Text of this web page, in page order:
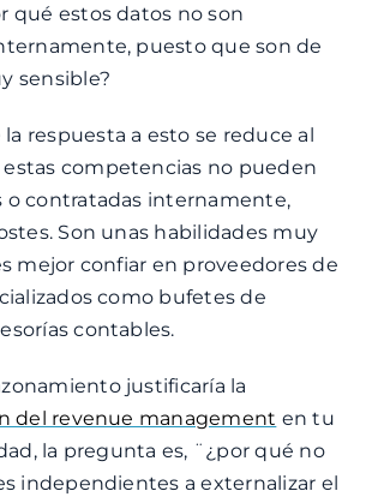
qué estos datos no son
puesto que son de
sensible?
respuesta a esto se reduce al
competencias no pueden
o contratadas internamente,
Son unas habilidades muy
mejor confiar en proveedores de
como bufetes de
contables.
justificaría la
del revenue management en tu
la pregunta es, ¨¿por qué no
independientes a externalizar el